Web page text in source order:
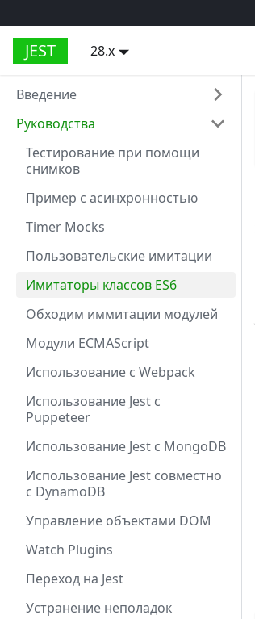
JEST 28.x
Введение
Руководства
Тестирование при помощи
снимков
Пример с асинхронностью
Timer Mocks
Пользовательские имитации
Имитаторы классов ES6
Обходим иммитации модулей
Модули ECMAScript
Использование с Webpack
Использование Jest с
Puppeteer
Использование Jest с MongoDB
Использование Jest совместно
с DynamoDB
Управление объектами DOM
Watch Plugins
Переход на Jest
Устранение неполадок